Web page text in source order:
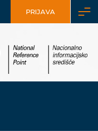
PRIJAVA